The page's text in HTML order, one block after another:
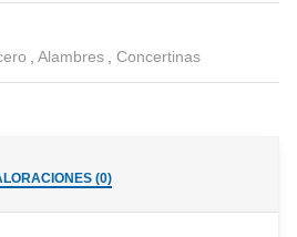
Alambres Concertinas
(0)